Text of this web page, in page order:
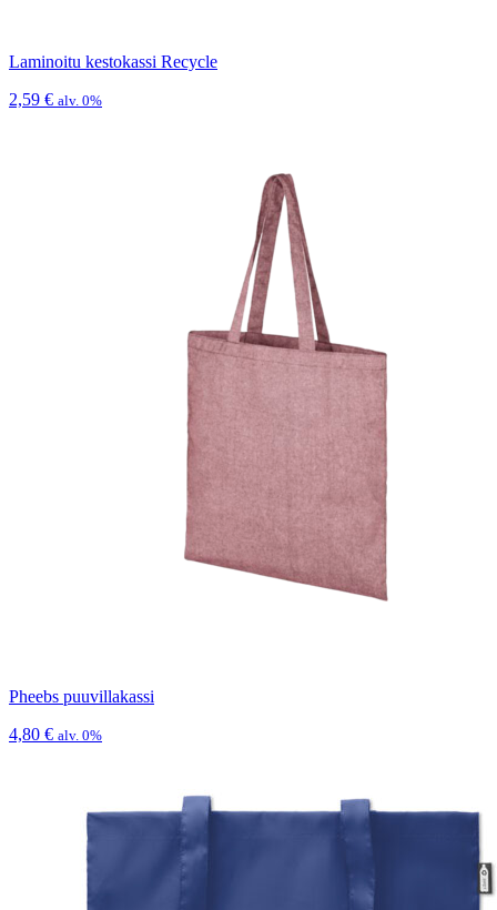
Laminoitu kestokassi Recycle
2,59 € alv. 0%
Pheebs puuvillakassi
4,80 € alv. 0%